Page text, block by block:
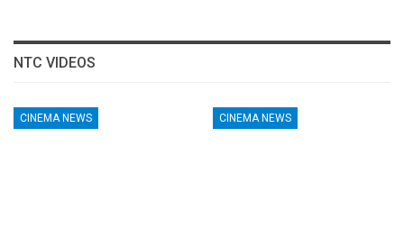
NTC VIDEOS
CINEMA NEWS CINEMA NEWS